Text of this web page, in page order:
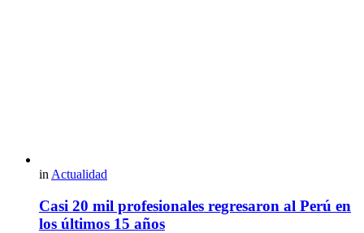
in Actualidad
Casi 20 mil profesionales regresaron al Perú en
los últimos 15 años